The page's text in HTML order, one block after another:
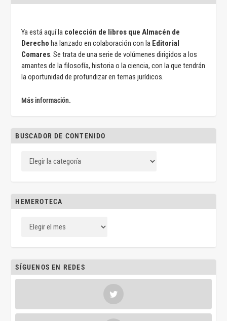
Ya está aquí la colección de libros que Almacén de
Derecho ha lanzado en colaboración con la Editorial
Comares. Se trata de una serie de volúmenes dirigidos a los
amantes de la filosofía, historia o la ciencia, con la que tendrán
la oportunidad de profundizar en temas jurídicos.
Más información.
BUSCADOR DE CONTENIDO
HEMEROTECA
SÍGUENOS EN REDES